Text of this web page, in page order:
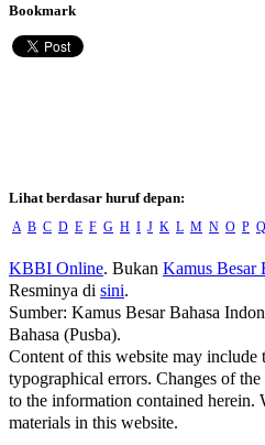
Bookmark
Lihat berdasar huruf depan:
A B C D E F G H I J K L M N O P Q
KBBI Online. Bukan Kamus Besar
Resminya di sini.
Sumber: Kamus Besar Bahasa
Bahasa (Pusba).
Content of this website may include
typographical errors. Changes of
to the information contained herein.
materials in this website.